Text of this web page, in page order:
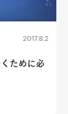
2017.8.2
ために必